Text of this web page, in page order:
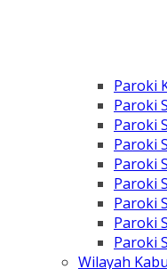
Paroki
Paroki
Paroki
Paroki
Paroki
Paroki
Paroki
Paroki
Paroki
Wilayah